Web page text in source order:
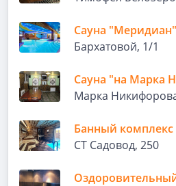
Сауна "Меридиан"
Бархатовой, 1/1
Сауна "на Марка
Марка
Банный
СТ Садовод, 250